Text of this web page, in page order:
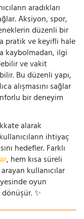
aradıkları
Aksiyon, spor,
düzenli bir
pratik ve keyifli hale
kaybolmadan, ilgi
ve vakit
Bu düzenli yapı,
alışmasını sağlar
bir deneyim
alarak
ihtiyaç
hedefler. Farklı
, hem kısa süreli
kullanıcılar
oyun
✨